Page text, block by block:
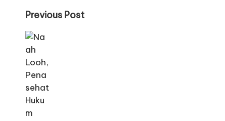
Post
navigation
Previous Post